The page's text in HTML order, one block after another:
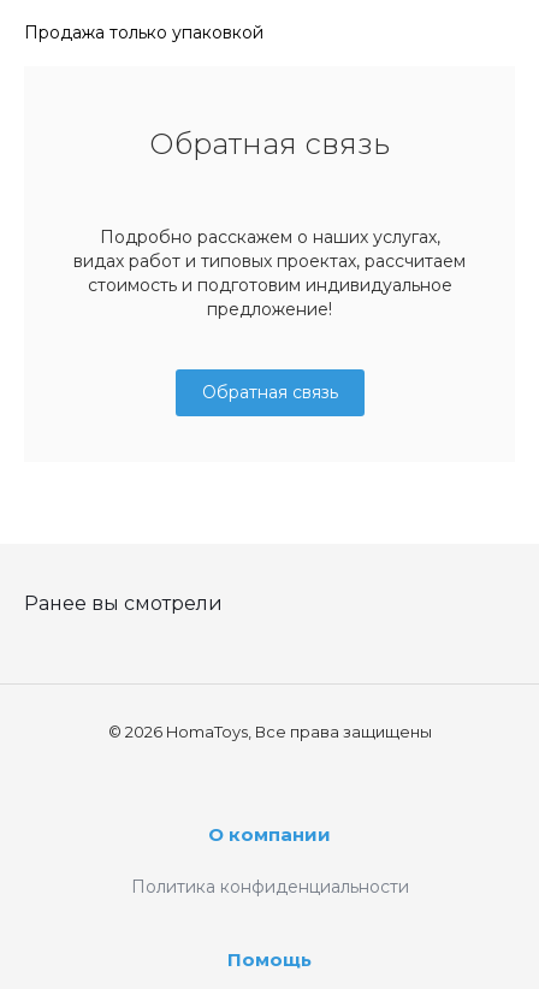
Продажа только упаковкой
Обратная связь
Подробно расскажем о наших услугах,
видах работ и типовых проектах, рассчитаем
стоимость и подготовим индивидуальное
предложение!
Обратная связь
Ранее вы смотрели
© 2026 HomaToys, Все права защищены
О компании
Политика конфиденциальности
Помощь